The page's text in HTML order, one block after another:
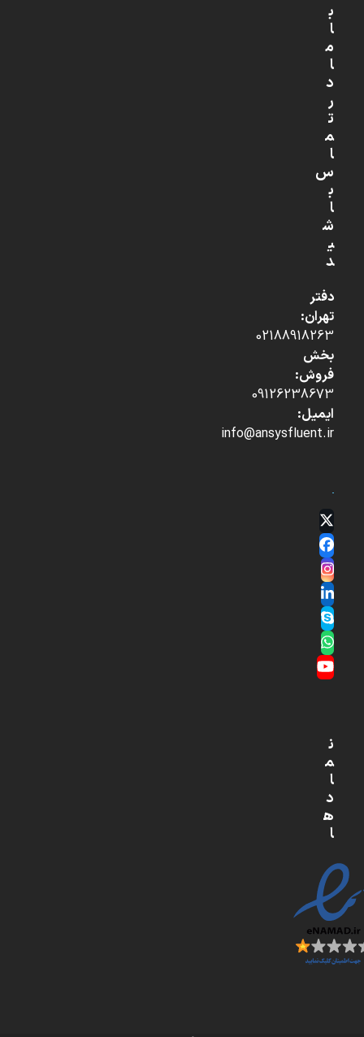
ب
ا
م
ا
د
ر
ت
م
ا
س
ب
ا
ش
ی
د
دفتر
تهران:
02188918263
بخش
فروش:
09126238673
ایمیل:
info@ansysfluent.ir
Twitter
(deprecated)
Facebook
Instagram
LinkedIn
Skype
Whatsapp
YouTube
ن
م
ا
د
ه
ا